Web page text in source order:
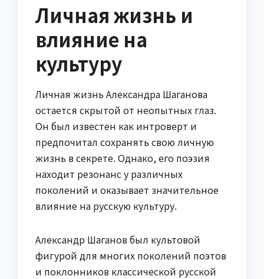
Личная жизнь и
влияние на
культуру
Личная жизнь Александра Шаганова
остается скрытой от неопытных глаз.
Он был известен как интроверт и
предпочитал сохранять свою личную
жизнь в секрете. Однако, его поэзия
находит резонанс у различных
поколений и оказывает значительное
влияние на русскую культуру.
Александр Шаганов был культовой
фигурой для многих поколений поэтов
и поклонников классической русской